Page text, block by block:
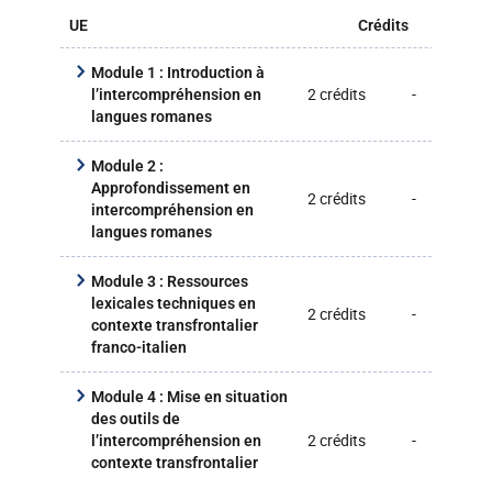
UE Crédits
Module 1 : Introduction à
l’intercompréhension en
langues romanes
2 crédits -
Module 2 :
Approfondissement en
intercompréhension en
langues romanes
2 crédits -
Module 3 : Ressources
lexicales techniques en
contexte transfrontalier
franco-italien
2 crédits -
Module 4 : Mise en situation
des outils de
l’intercompréhension en
contexte transfrontalier
2 crédits -